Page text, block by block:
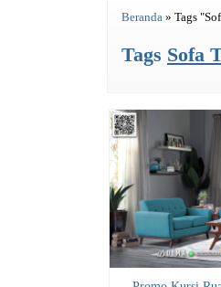
Beranda » Tags
Tags Sofa